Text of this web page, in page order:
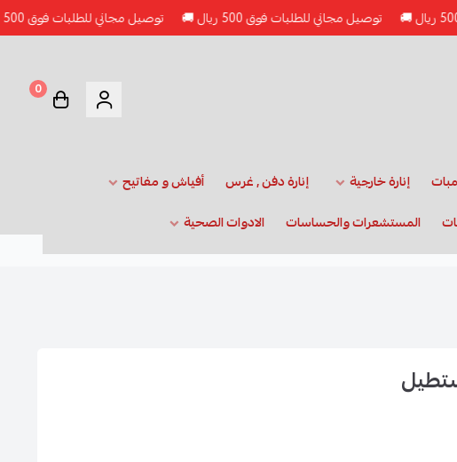
توصيل مجاني للطلبات فوق 500 ريال 🚚 توصيل مجاني للطلبات فوق 500 ريال 🚚
0
إنارة خارجية إنارة دفن , غرس
أفياش و مفاتيح
المستشعرات والحساسات
الادوات الصحية